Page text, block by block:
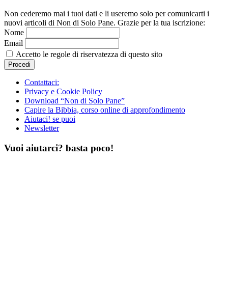
Non cederemo mai i tuoi dati e li useremo solo per comunicarti i
nuovi articoli di Non di Solo Pane. Grazie per la tua iscrizione:
Nome
Email
Accetto le regole di riservatezza di questo sito
Contattaci:
Privacy e Cookie Policy
Download “Non di Solo Pane”
Capire la Bibbia, corso online di approfondimento
Aiutaci! se puoi
Newsletter
Vuoi aiutarci? basta poco!